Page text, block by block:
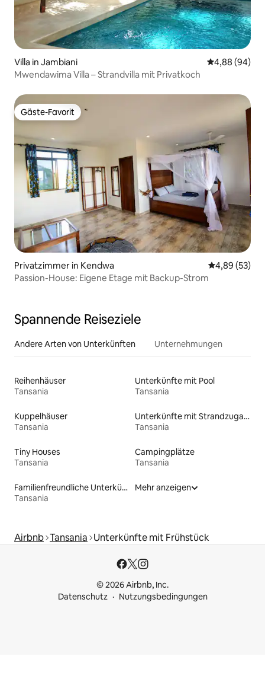
Villa in Jambiani
4,88 (94)
Mwendawima Villa – Strandvilla mit Privatkoch
Gäste-Favorit
Gäste-Favorit
Privatzimmer in Kendwa
4,89 (53)
Passion-House: Eigene Etage mit Backup-Strom
Spannende Reiseziele
Andere Arten von Unterkünften Unternehmungen
Reihenhäuser
Tansania
Unterkünfte mit Pool
Tansania
Kuppelhäuser
Tansania
Unterkünfte mit Strandzugang
Tansania
Tiny Houses
Tansania
Campingplätze
Tansania
Familienfreundliche Unterkünfte
Tansania
Mehr anzeigen
Airbnb Tansania Unterkünfte mit Frühstück
© 2026 Airbnb, Inc.
Datenschutz
Nutzungsbedingungen